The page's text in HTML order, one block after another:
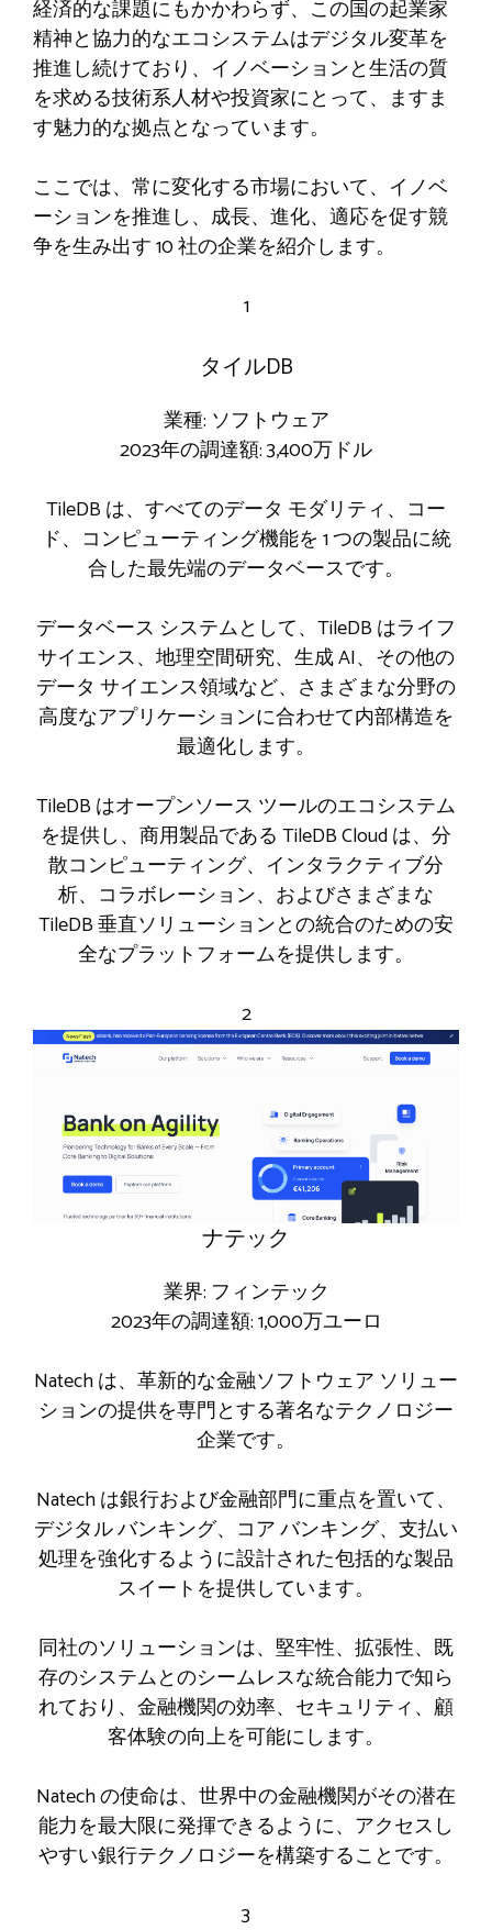
経済的な課題にもかかわらず、この国の起業家
精神と協力的なエコシステムはデジタル変革を
推進し続けており、イノベーションと生活の質
を求める技術系人材や投資家にとって、ますま
す魅力的な拠点となっています。
ここでは、常に変化する市場において、イノベ
ーションを推進し、成長、進化、適応を促す競
争を生み出す 10 社の企業を紹介します。
1
タイルDB
業種: ソフトウェア
2023年の調達額: 3,400万ドル
TileDB は、すべてのデータ モダリティ、コー
ド、コンピューティング機能を 1 つの製品に統
合した最先端のデータベースです。
データベース システムとして、TileDB はライフ
サイエンス、地理空間研究、生成 AI、その他の
データ サイエンス領域など、さまざまな分野の
高度なアプリケーションに合わせて内部構造を
最適化します。
TileDB はオープンソース ツールのエコシステム
を提供し、商用製品である TileDB Cloud は、分
散コンピューティング、インタラクティブ分
析、コラボレーション、およびさまざまな
TileDB 垂直ソリューションとの統合のための安
全なプラットフォームを提供します。
2
ナテック
業界: フィンテック
2023年の調達額: 1,000万ユーロ
Natech は、革新的な金融ソフトウェア ソリュー
ションの提供を専門とする著名なテクノロジー
企業です。
Natech は銀行および金融部門に重点を置いて、
デジタル バンキング、コア バンキング、支払い
処理を強化するように設計された包括的な製品
スイートを提供しています。
同社のソリューションは、堅牢性、拡張性、既
存のシステムとのシームレスな統合能力で知ら
れており、金融機関の効率、セキュリティ、顧
客体験の向上を可能にします。
Natech の使命は、世界中の金融機関がその潜在
能力を最大限に発揮できるように、アクセスし
やすい銀行テクノロジーを構築することです。
3